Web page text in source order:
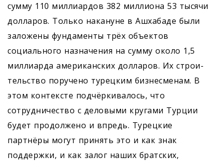
сумму 110 миллиардов 382 миллиона 53 тысячи
долларов. Только накануне в Ашхабаде были
заложены фундаменты трёх объектов
социального назначения на сумму около 1,5
миллиарда американских долларов. Их строи­
тельство поручено турецким бизнесменам. В
этом контексте подчёркивалось, что
сотрудничество с деловыми кругами Турции
будет продолжено и впредь. Турецкие
партнёры могут принять это и как знак
поддержки, и как залог наших братских,